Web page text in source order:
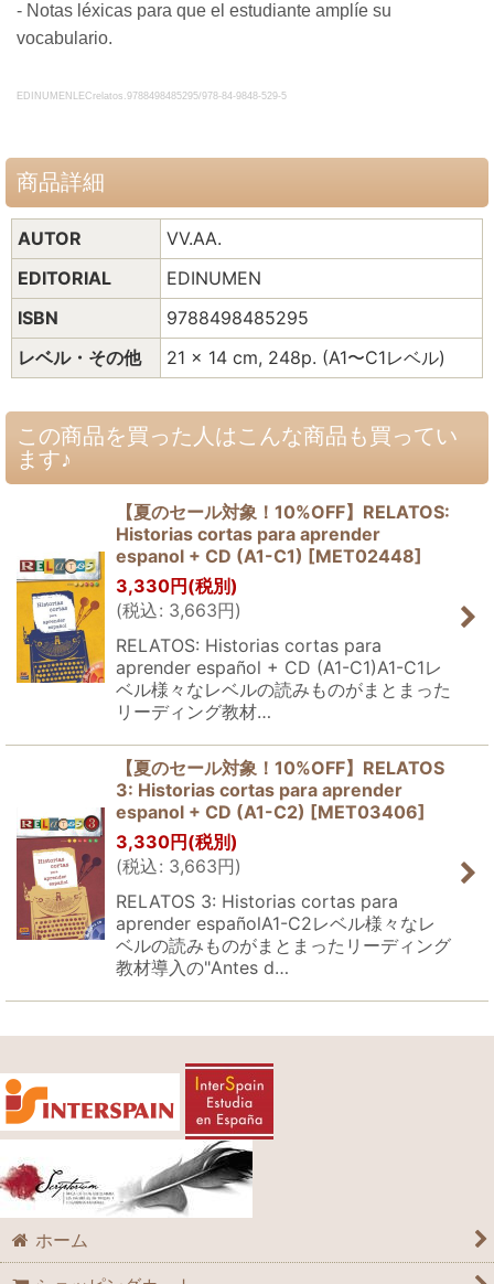
- Notas léxicas para que el estudiante amplíe su
vocabulario.
EDINUMENLECrelatos.9788498485295/978-84-9848-529-5
商品詳細
AUTOR
VV.AA.
EDITORIAL
EDINUMEN
ISBN
9788498485295
レベル・その他
21 x 14 cm, 248p. (A1〜C1レベル)
この商品を買った人はこんな商品も買ってい
ます♪
【夏のセール対象！10%OFF】RELATOS:
Historias cortas para aprender
espanol + CD (A1-C1) [MET02448]
3,330円 (税別)
(税込: 3,663円)
RELATOS: Historias cortas para
aprender español + CD (A1-C1)A1-C1レ
ベル様々なレベルの読みものがまとまった
リーディング教材…
【夏のセール対象！10%OFF】RELATOS
3: Historias cortas para aprender
espanol + CD (A1-C2) [MET03406]
3,330円 (税別)
(税込: 3,663円)
RELATOS 3: Historias cortas para
aprender españolA1-C2レベル様々なレ
ベルの読みものがまとまったリーディング
教材導入の"Antes d…
ホーム